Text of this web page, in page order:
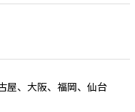
屋、大阪、福岡、仙台